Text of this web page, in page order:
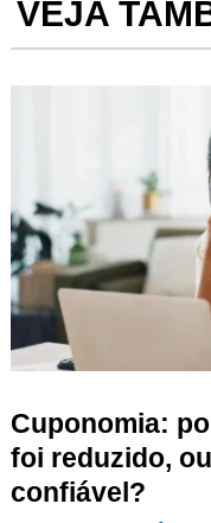
VEJA
Cuponomia:
foi reduzido,
confiável?